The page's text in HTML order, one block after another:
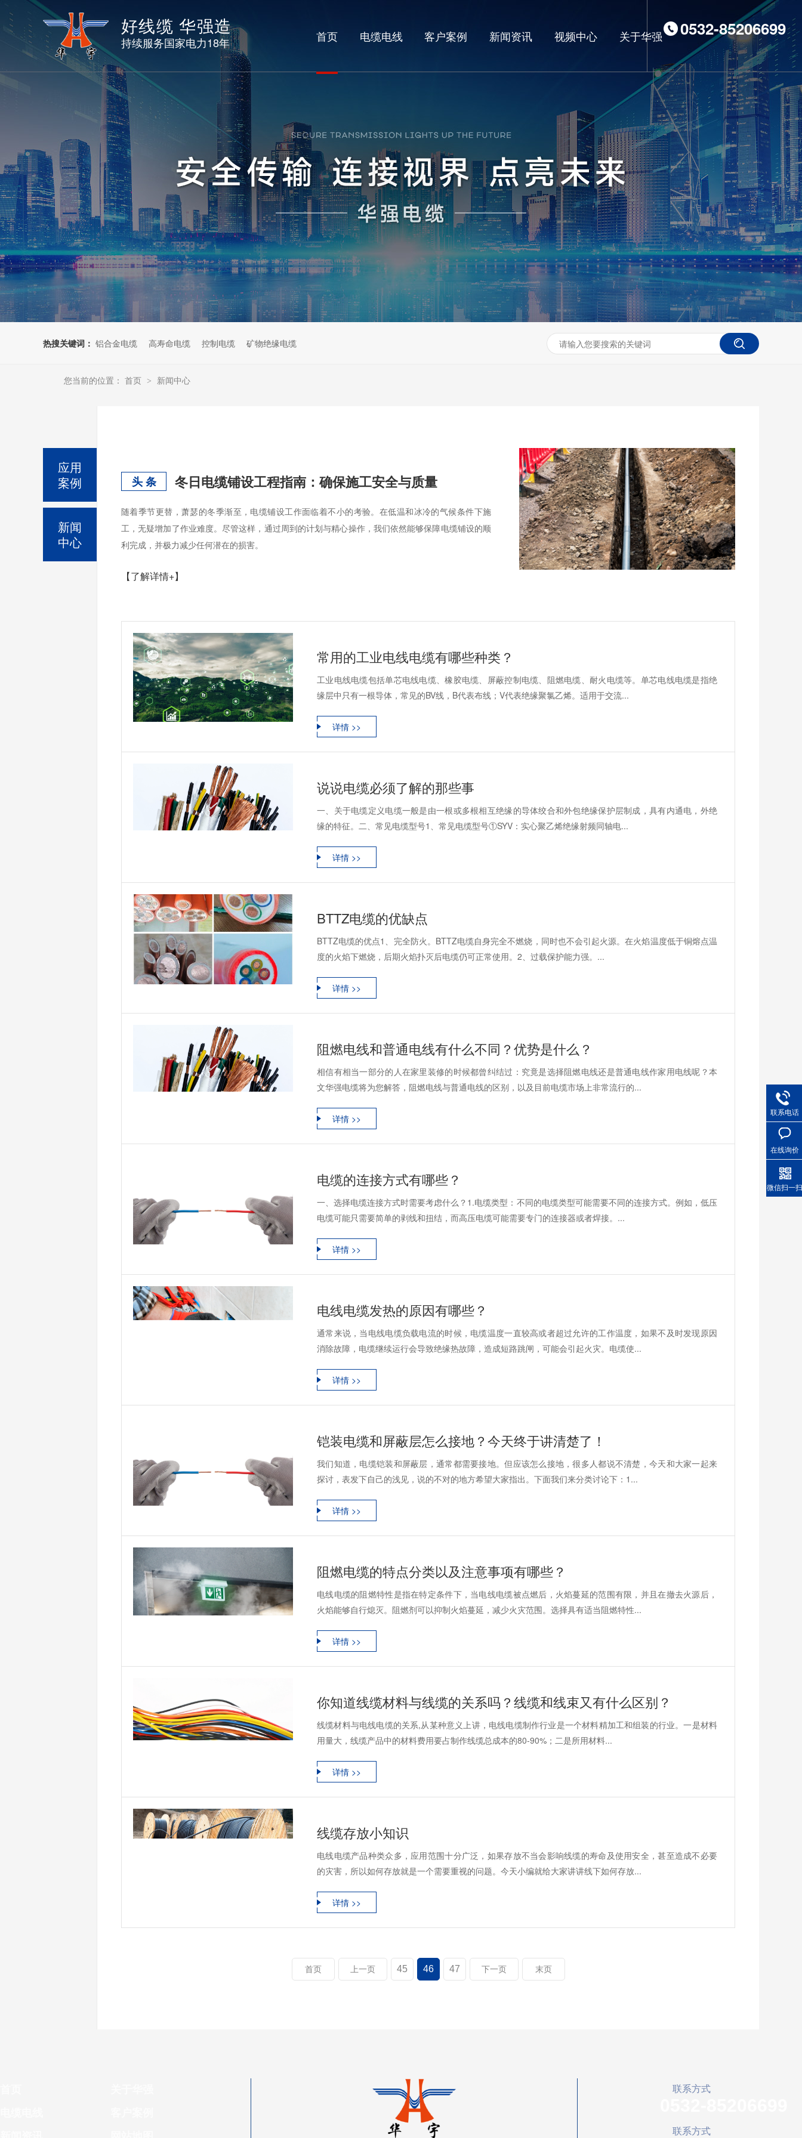
好线缆 华强造
持续服务国家电力18年
0532-85206699
首页 电缆电线 客户案例 新闻资讯 视频中心 关于华强
热搜关键词： 铝合金电缆 高寿命电缆 控制电缆 矿物绝缘电缆
您当前的位置： 首页 > 新闻中心
头 条 冬日电缆铺设工程指南：确保施工安全与质量
随着季节更替，萧瑟的冬季渐至，电缆铺设工作面临着不小的考验。在低温和冰冷的气候条件下施
工，无疑增加了作业难度。尽管这样，通过周到的计划与精心操作，我们依然能够保障电缆铺设的顺
利完成，并极力减少任何潜在的损害。
【了解详情+】
常用的工业电线电缆有哪些种类？
工业电线电缆包括单芯电线电缆、橡胶电缆、屏蔽控制电缆、阻燃电缆、耐火电缆等。单芯电线电缆是指绝
缘层中只有一根导体，常见的BV线，B代表布线；V代表绝缘聚氯乙烯。适用于交流...
详情 >>
说说电缆必须了解的那些事
一、关于电缆定义电缆一般是由一根或多根相互绝缘的导体绞合和外包绝缘保护层制成，具有内通电，外绝
缘的特征。二、常见电缆型号1、常见电缆型号①SYV：实心聚乙烯绝缘射频同轴电...
详情 >>
BTTZ电缆的优缺点
BTTZ电缆的优点1、完全防火。BTTZ电缆自身完全不燃烧，同时也不会引起火源。在火焰温度低于铜熔点温
度的火焰下燃烧，后期火焰扑灭后电缆仍可正常使用。2、过载保护能力强。...
详情 >>
阻燃电线和普通电线有什么不同？优势是什么？
相信有相当一部分的人在家里装修的时候都曾纠结过：究竟是选择阻燃电线还是普通电线作家用电线呢？本
文华强电缆将为您解答，阻燃电线与普通电线的区别，以及目前电缆市场上非常流行的...
详情 >>
电缆的连接方式有哪些？
一、选择电缆连接方式时需要考虑什么？1.电缆类型：不同的电缆类型可能需要不同的连接方式。例如，低压
电缆可能只需要简单的剥线和扭结，而高压电缆可能需要专门的连接器或者焊接。...
详情 >>
电线电缆发热的原因有哪些？
通常来说，当电线电缆负载电流的时候，电缆温度一直较高或者超过允许的工作温度，如果不及时发现原因
消除故障，电缆继续运行会导致绝缘热故障，造成短路跳闸，可能会引起火灾。电缆使...
详情 >>
铠装电缆和屏蔽层怎么接地？今天终于讲清楚了！
我们知道，电缆铠装和屏蔽层，通常都需要接地。但应该怎么接地，很多人都说不清楚，今天和大家一起来
探讨，表发下自己的浅见，说的不对的地方希望大家指出。下面我们来分类讨论下：1...
详情 >>
阻燃电缆的特点分类以及注意事项有哪些？
电线电缆的阻燃特性是指在特定条件下，当电线电缆被点燃后，火焰蔓延的范围有限，并且在撤去火源后，
火焰能够自行熄灭。阻燃剂可以抑制火焰蔓延，减少火灾范围。选择具有适当阻燃特性...
详情 >>
你知道线缆材料与线缆的关系吗？线缆和线束又有什么区别？
线缆材料与电线电缆的关系,从某种意义上讲，电线电缆制作行业是一个材料精加工和组装的行业。一是材料
用量大，线缆产品中的材料费用要占制作线缆总成本的80-90%；二是所用材料...
详情 >>
线缆存放小知识
电线电缆产品种类众多，应用范围十分广泛，如果存放不当会影响线缆的寿命及使用安全，甚至造成不必要
的灾害，所以如何存放就是一个需要重视的问题。今天小编就给大家讲讲线下如何存放...
详情 >>
首页 上一页 45 46 47 下一页 末页
应用
案例
新闻
中心
联系方式
联系方式
联系电话
在线询价
微信扫一扫